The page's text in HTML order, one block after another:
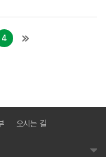
4
오시는 길